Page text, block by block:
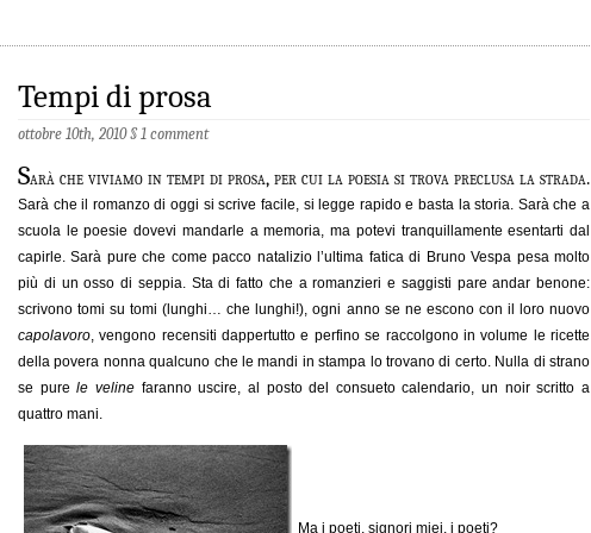
Tempi di prosa
ottobre 10th, 2010§1 comment
Sarà che viviamo in tempi di prosa, per cui la poesia si trova preclusa la strada.
Sarà che il romanzo di oggi si scrive facile, si legge rapido e basta la storia. Sarà che a
scuola le poesie dovevi mandarle a memoria, ma potevi tranquillamente esentarti dal
capirle. Sarà pure che come pacco natalizio l’ultima fatica di Bruno Vespa pesa molto
più di un osso di seppia. Sta di fatto che a romanzieri e saggisti pare andar benone:
scrivono tomi su tomi (lunghi… che lunghi!), ogni anno se ne escono con il loro nuovo
capolavoro, vengono recensiti dappertutto e perfino se raccolgono in volume le ricette
della povera nonna qualcuno che le mandi in stampa lo trovano di certo. Nulla di strano
se purele velinefaranno uscire, al posto del consueto calendario, un noir scritto a
quattro mani.
Ma i poeti, signori miei, i poeti?